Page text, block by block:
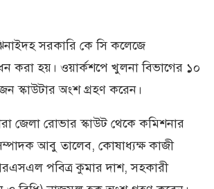
সরকারি কে সি কলেজে
করা হয়। ওয়ার্কশপে খুলনা বিভাগের ১০
স্কাউটার অংশ গ্রহণ করেন।
জেলা রোভার স্কাউট থেকে কমিশনার
আবু তালেব, কোষাধ্যক্ষ কাজী
পবিত্র কুমার দাশ, সহকারী